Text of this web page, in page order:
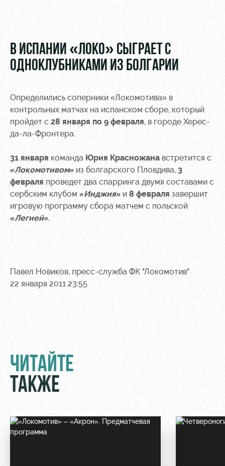
МГН
РЖД
Арена
мероприятий
Аренда
полей
Аренда
площадей
Занятия
спортом
Локо
Старт
Академия
Как
поступить
Информация
для
Банковская
карта
«Локомотив»
Заставки
Программа
В ИСПАНИИ «ЛОКО» СЫГРАЕТ С
ОДНОКЛУБНИКАМИ ИЗ БОЛГАРИИ
Определились соперники «Локомотива» в
контрольных матчах на испанском сборе, который
пройдет с 28 января по 9 февраля, в городе Херес-
да-ла-Фронтера.
31 января команда Юрия Красножана встретится с
«Локомотивом» из болгарского Пловдива, 3
февраля проведет два спарринга двумя составами с
сербским клубом «Инджия» и 8 февраля завершит
игровую программу сбора матчем с польской
«Легией».
Павел Новиков, пресс-служба ФК "Локомотив"
22 января 2011 23:55
ЧИТАЙТЕ
ТАКЖЕ